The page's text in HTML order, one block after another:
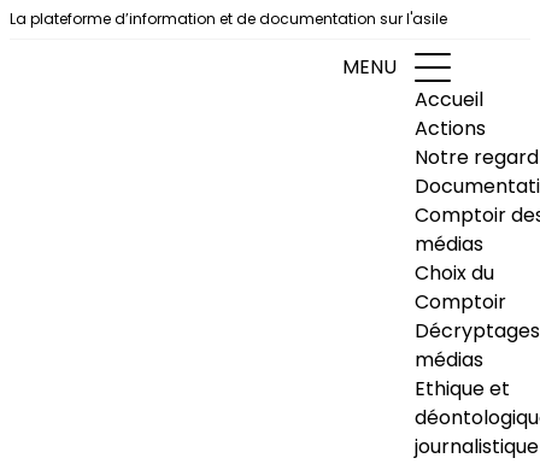
Aller au contenu
La plateforme d’information et de documentation sur l'asile
MENU
Accueil
Actions
Notre regard
Comptoir
médias
Choix du
Comptoir
Décryptages
médias
Ethique et
journalistique